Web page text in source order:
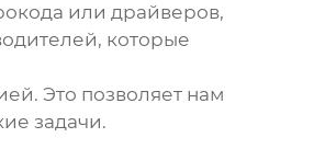
или драйверов,
которые
Это позволяет нам
задачи.